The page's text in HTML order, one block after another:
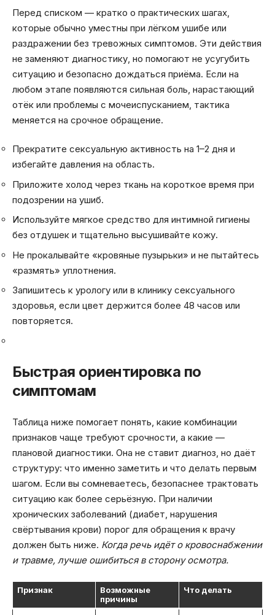
Перед списком — кратко о практических шагах,
которые обычно уместны при лёгком ушибе или
раздражении без тревожных симптомов. Эти действия
не заменяют диагностику, но помогают не усугубить
ситуацию и безопасно дождаться приёма. Если на
любом этапе появляются сильная боль, нарастающий
отёк или проблемы с мочеиспусканием, тактика
меняется на срочное обращение.
Прекратите сексуальную активность на 1–2 дня и
избегайте давления на область.
Приложите холод через ткань на короткое время при
подозрении на ушиб.
Используйте мягкое средство для интимной гигиены
без отдушек и тщательно высушивайте кожу.
Не прокалывайте «кровяные пузырьки» и не пытайтесь
«размять» уплотнения.
Запишитесь к урологу или в клинику сексуального
здоровья, если цвет держится более 48 часов или
повторяется.
Быстрая ориентировка по
симптомам
Таблица ниже помогает понять, какие комбинации
признаков чаще требуют срочности, а какие —
плановой диагностики. Она не ставит диагноз, но даёт
структуру: что именно заметить и что делать первым
шагом. Если вы сомневаетесь, безопаснее трактовать
ситуацию как более серьёзную. При наличии
хронических заболеваний (диабет, нарушения
свёртывания крови) порог для обращения к врачу
должен быть ниже. Когда речь идёт о кровоснабжении
и травме, лучше ошибиться в сторону осмотра.
Признак
Возможные
причины
Что делать